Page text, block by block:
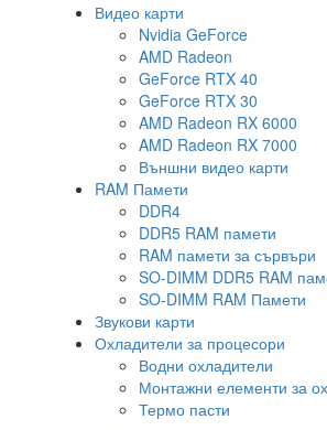
Видео карти
Nvidia GeForce
AMD Radeon
GeForce RTX 40
GeForce RTX 30
AMD Radeon RX 6000
AMD Radeon RX 7000
Външни видео карти
RAM Памети
DDR4
DDR5 RAM памети
RAM памети за сървъри
SO-DIMM DDR5 RAM
SO-DIMM RAM Памети
Звукови карти
Охладители за процесори
Водни охладители
Монтажни елементи за
Термо пасти